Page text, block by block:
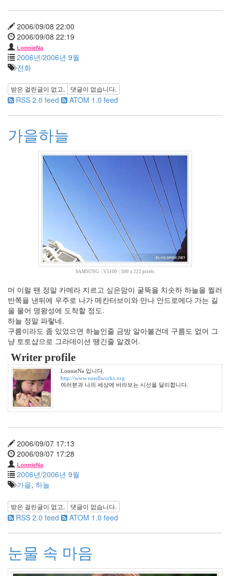
2006/09/08 22:00
2006/09/08 22:19
LonnieNa
2006년/2006년 9월
전화
받은 걸린글이 없고, 댓글이 없습니다.
RSS 2.0 feed ATOM 1.0 feed
가을하늘
SAMSUNG V5100 300 x 222 pixels
머 이럴 땐 정말 카메라 지르고 싶은맘이 굴뚝을 치솟하 하늘을 찔러
반쪽을 낸뒤에 우주로 나가 메칸터브이와 만나 안드로메다 가는 길
을 물어 명왕성에 도착할 정도.
하늘 정말 파랗네.
구름이라도 좀 있었으면 하늘인줄 금방 알아볼건데 구름도 없어 그
냥 토토샵으로 그라데이션 땡긴줄 알겠어.
Writer profile
LonnieNa 입니다.
http://www.needlworks.org
여러분과 나의 세상에 바라보는 시선을 달리합니다.
2006/09/07 17:13
2006/09/07 17:28
LonnieNa
2006년/2006년 9월
가을, 하늘
받은 걸린글이 없고, 댓글이 없습니다.
RSS 2.0 feed ATOM 1.0 feed
눈물 속 마음
1
2012
년
4
월
2012
년
월
2012
2012
년
9
월
0
2019
년
1
2020
년
2
2021
8
낌
88
원
하
고
하
는
네
마
스